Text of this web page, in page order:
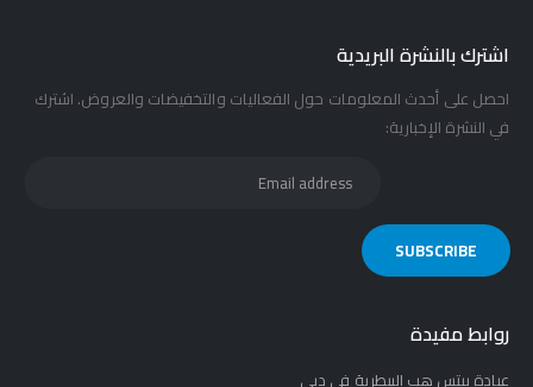
اشترك بالنشرة البريدية
احصل على أحدث المعلومات حول الفعاليات والتخفيضات والعروض. اشترك
في النشرة الإخبارية:
روابط مفيدة
عيادة بيتس هب البيطرية في دبي